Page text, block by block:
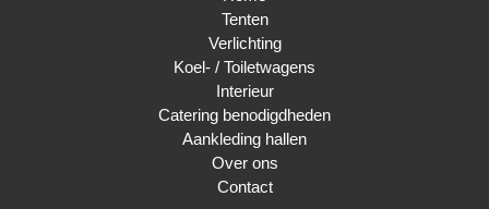
Tenten
Verlichting
Koel- / Toiletwagens
Interieur
Catering benodigdheden
Aankleding hallen
Over ons
Contact